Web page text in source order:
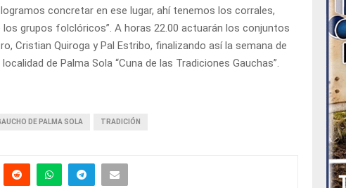
concretar en ese lugar, ahí tenemos los corrales,
grupos folclóricos”. A horas 22.00 actuarán los conjuntos
Cristian Quiroga y Pal Estribo, finalizando así la semana de
de Palma Sola “Cuna de las Tradiciones Gauchas”.
DE PALMA SOLA TRADICIÓN